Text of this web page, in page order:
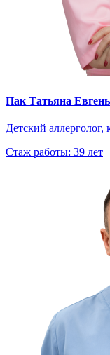
Пак Татьяна
Детский
Стаж работы: 39 лет